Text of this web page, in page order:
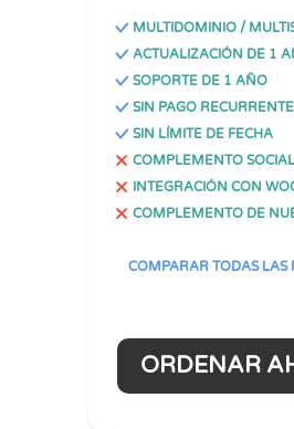
MULTIDOMINIO /
ACTUALIZACIÓN DE 1
SOPORTE DE 1 AÑO
SIN PAGO RECURRENTE
SIN LÍMITE DE FECHA
COMPLEMENTO
INTEGRACIÓN CON
COMPLEMENTO DE
COMPARAR TODAS LAS
ORDENAR